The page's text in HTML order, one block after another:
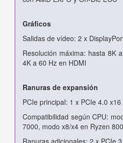
Gráficos
Salidas de vídeo: 2 x
Resolución máxima: hasta 8K
4K a 60 Hz en HDMI
Ranuras de expansión
PCIe principal: 1 x PCIe 4.0 x16
Compatibilidad según CPU:
7000, modo x8/x4 en Ryzen
Ranuras adicionales: 2 x PCIe